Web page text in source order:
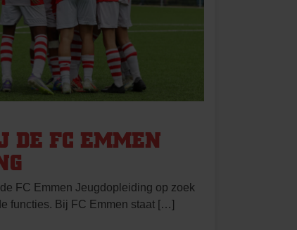
DE FC EMMEN
FC Emmen Jeugdopleiding op zoek
functies. Bij FC Emmen staat […]